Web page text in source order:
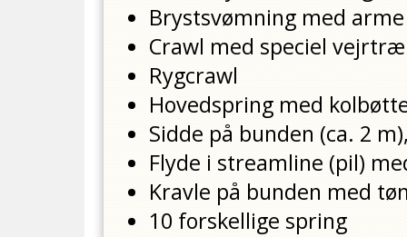
Brystsvømning med
Crawl med speciel
Rygcrawl
Hovedspring med
Sidde på bunden (ca. 2
Flyde i streamline (pil)
Kravle på bunden med
10 forskellige spring